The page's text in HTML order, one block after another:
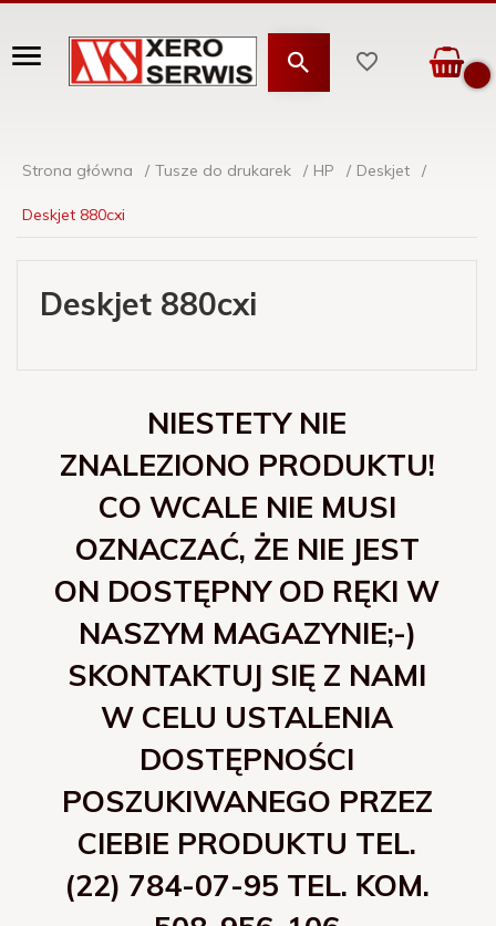
Strona główna Tusze do drukarek HP Deskjet
Deskjet 880cxi
Deskjet 880cxi
NIESTETY NIE
ZNALEZIONO PRODUKTU!
CO WCALE NIE MUSI
OZNACZAĆ, ŻE NIE JEST
ON DOSTĘPNY OD RĘKI W
NASZYM MAGAZYNIE;-)
SKONTAKTUJ SIĘ Z NAMI
W CELU USTALENIA
DOSTĘPNOŚCI
POSZUKIWANEGO PRZEZ
CIEBIE PRODUKTU TEL.
(22) 784-07-95 TEL. KOM.